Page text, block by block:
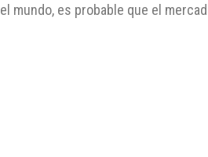
mundo, es probable que el